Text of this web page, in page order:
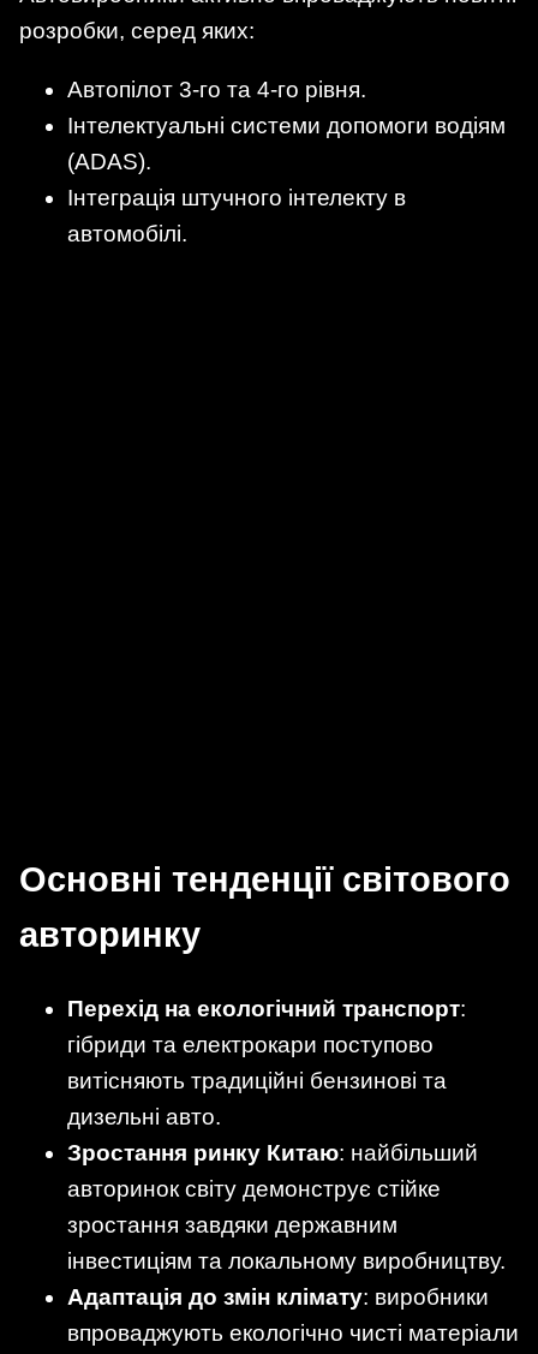
розробки, серед яких:
Автопілот 3-го та 4-го рівня.
Інтелектуальні системи допомоги водіям
(ADAS).
Інтеграція штучного інтелекту в
автомобілі.
Основні тенденції світового
авторинку
Перехід на екологічний транспорт:
гібриди та електрокари поступово
витісняють традиційні бензинові та
дизельні авто.
Зростання ринку Китаю: найбільший
авторинок світу демонструє стійке
зростання завдяки державним
інвестиціям та локальному виробництву.
Адаптація до змін клімату: виробники
впроваджують екологічно чисті матеріали